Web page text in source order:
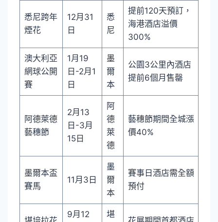
悉尼跨年
煙花
12月31
日
悉
尼
提前120天預訂，
海港酒店溢價
300%
澳大利亞
網球公開
賽
1月19
日-2月1
日
墨
爾
本
公園3公里內酒店
提前6個月售罄
阿德萊德
藝穗節
2月13
日-3月
15日
阿
德
萊
德
藝穗節期間全城漲
價40%
墨爾本盃
賽馬
11月3日
墨
爾
本
賽事日酒店需全額
預付
9月12 堪